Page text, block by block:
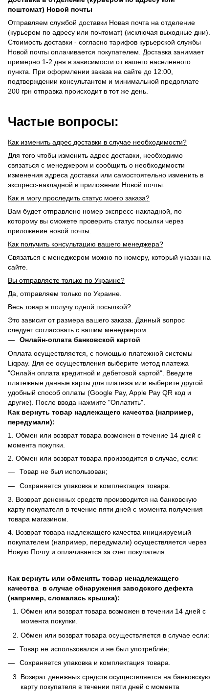
поштомат) Новой почты
Отправляем службой доставки Новая почта на отделение
(курьером по адресу или почтомат) (исключая выходные дни).
Стоимость доставки - согласно тарифов курьерской службы
Новой почты оплачивается покупателем. Доставка занимает
примерно 1-2 дня в зависимости от вашего населенного
пункта. При оформлении заказа на сайте до 12:00,
подтверждении консультантом и минимальной предоплате
200 грн отправка происходит в тот же день.
Частые вопросы:
Как изменить адрес доставки в случае необходимости?
Для того чтобы изменить адрес доставки, необходимо
связаться с менеджером и сообщить о необходимости
изменения адреса доставки или самостоятельно изменить в
экспресс-накладной в приложении Новой почты.
Как я могу проследить статус моего заказа?
Вам будет отправлено номер экспресс-накладной, по
которому вы сможете проверить статус посылки через
приложение новой почты.
Как получить консультацию вашего менеджера?
Связаться с менеджером можно по номеру, который указан на
сайте.
Вы отправляете только по Украине?
Да, отправляем только по Украине.
Весь товар я получу одной посылкой?
Это зависит от размера вашего заказа. Данный вопрос
следует согласовать с вашим менеджером.
Онлайн-оплата банковской картой
Оплата осуществляется, с помощью платежной системы
Liqpay. Для ее осуществления выберите метод платежа
"Онлайн оплата кредитной и дебетовой картой". Введите
платежные данные карты для платежа или выберите другой
удобный способ оплаты (Google Pay, Apple Pay QR код и
другие). После ввода нажмите "Оплатить".
Как вернуть товар надлежащего качества (например,
передумали):
1. Обмен или возврат товара возможен в течение 14 дней с
момента покупки.
2. Обмен или возврат товара производится в случае, если:
Товар не был использован;
Сохраняется упаковка и комплектация товара.
3. Возврат денежных средств производится на банковскую
карту покупателя в течение пяти дней с момента получения
товара магазином.
4. Возврат товара надлежащего качества инициируемый
покупателем (например, передумали) осуществляется через
Новую Почту и оплачивается за счет покупателя.
Как вернуть или обменять товар ненадлежащего
качества в случае обнаружения заводского дефекта
(например, сломалась крышка):
Обмен или возврат товара возможен в течении 14 дней с
момента покупки.
Обмен или возврат товара осуществляется в случае если:
Товар не использовался и не был употреблён;
Сохраняется упаковка и комплектация товара.
Возврат денежных средств осуществляется на банковскую
карту покупателя в течении пяти дней с момента